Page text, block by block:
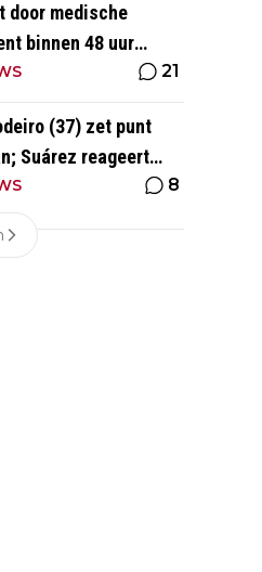
door medische
binnen 48 uur
club'
21
(37) zet punt
Suárez reageert
8